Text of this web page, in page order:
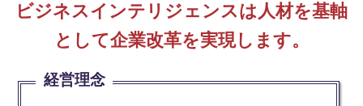
ビジネスインテリジェンスは人材を基軸
として企業改革を実現します。
経営理念